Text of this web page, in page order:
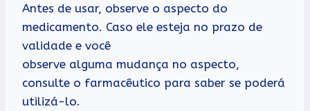
Antes de usar, observe o aspecto do
medicamento. Caso ele esteja no prazo de
validade e você
observe alguma mudança no aspecto,
consulte o farmacêutico para saber se poderá
utilizá-lo.